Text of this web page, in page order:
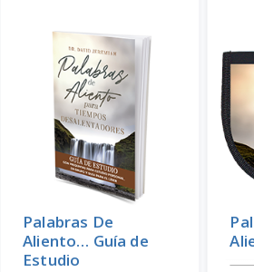
Palabras De
Aliento… Guía de
Estudio